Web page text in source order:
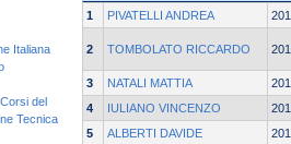
1 PIVATELLI ANDREA
2 TOMBOLATO RICCARDO
3 NATALI MATTIA
4
IULIANO VINCENZO
5
ALBERTI DAVIDE